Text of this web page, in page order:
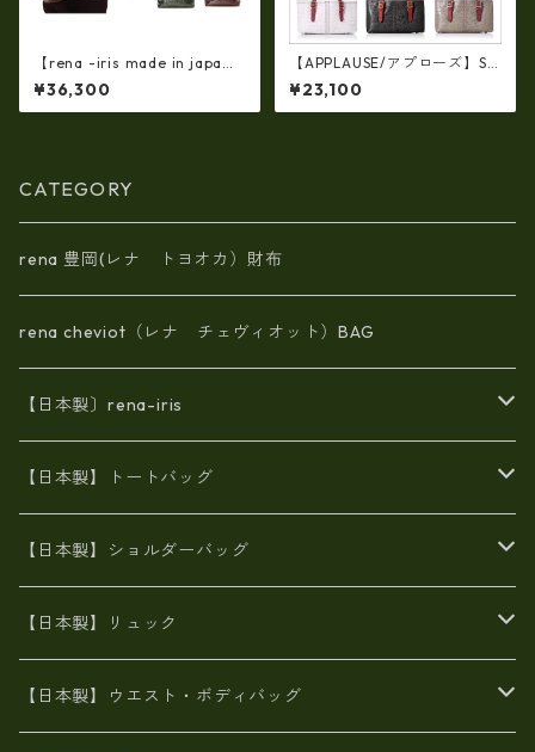
【rena -iris made in japa
n】【日本製】牛革エナメルク
ロコ・ 軽量ラージサイズ・ト
ートバッグ ir-667
¥36,300
【APPLAUSE/アプローズ】SA
FARI series 型押し クロコ レ
ザー ワイド トート
¥23,100
CATEGORY
rena 豊岡(レナ トヨオカ）財布
rena cheviot（レナ チェヴィオット）BAG
【日本製〕rena-iris
エナメル（パテント）レザー
牛革製品トート・ショルダー
牛革製品リュック
【日本製】トートバッグ
火山灰染めバッグ
8号帆布
豊岡製
ヌメ革バッグ
Ａ3サイズ
オイルレザー
【日本製】ショルダーバッグ
漂流ロープバッグ
6号蝋引き帆布
火山灰染めバッグ
【日本製】リュック
帆布
【日本製】ウエスト・ボディバッグ